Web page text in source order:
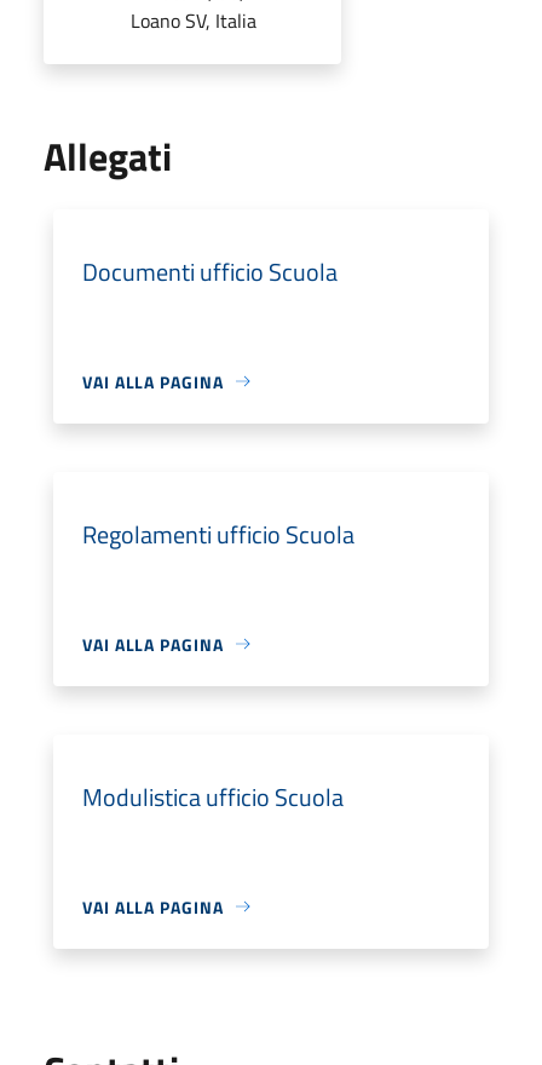
Loano SV, Italia
Allegati
Documenti ufficio Scuola
VAI ALLA PAGINA
Regolamenti ufficio Scuola
VAI ALLA PAGINA
Modulistica ufficio Scuola
VAI ALLA PAGINA